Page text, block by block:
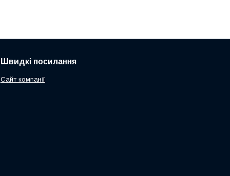
Швидкі посилання
Сайт компанії